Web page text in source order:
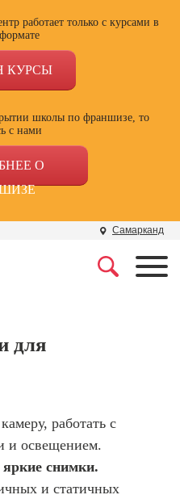
работает только с курсами в
КУРСЫ
школы по франшизе, то
с нами
О
Самарканд
сайтов)
Профессия
Интернет-
для
работать с
и освещением.
снимки.
и статичных